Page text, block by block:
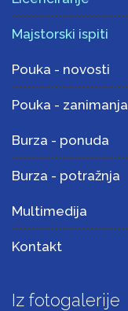
Majstorski ispiti
Pouka - novosti
Pouka - zanimanja
Burza - ponuda
Burza - potražnja
Multimedija
Kontakt
Iz fotogalerije